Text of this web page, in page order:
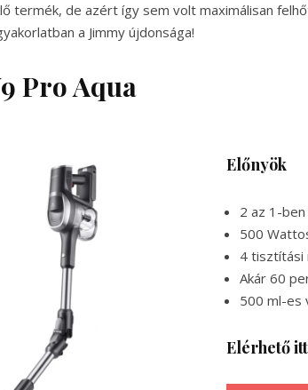
termék, de azért így sem volt maximálisan
a Jimmy újdonsága!
Pro Aqua
Előnyök
2 az 1-
500
4 tisztítási
Akár 60
500 ml-es
Elérhető itt